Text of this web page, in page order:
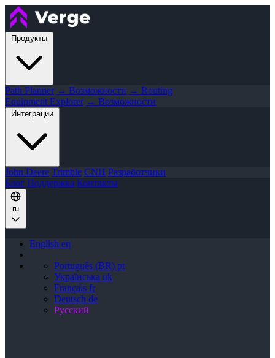
Продукты
Path Planner → Возможности → Routing
Equipment Explorer → Возможности
Интеграции
John Deere Trimble CNH Разработчики
Блог Поддержка Контакты
ru
English en
Português (BR) pt
Українська uk
Français fr
Deutsch de
Русский